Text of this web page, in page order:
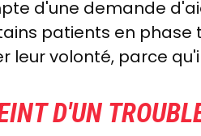
d'une demande
patients en
leur volonté, parce
D'UN